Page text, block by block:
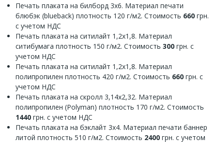
Печать плаката на билборд 3х6. Материал печати
блюбэк (blueback) плотность 120 г/м2. Стоимость 660 грн.
с учетом НДС
Печать плаката на ситилайт 1,2х1,8. Материал
ситибумага плотность 150 г/м2. Стоимость 300 грн. с
учетом НДС
Печать плаката на ситилайт 1,2х1,8. Материал
полипропилен плотность 420 г/м2. Стоимость 660 грн. с
учетом НДС
Печать плаката на скролл 3,14х2,32. Материал
полипропилен (Polyman) плотность 170 г/м2. Стоимость
1440 грн. с учетом НДС
Печать плаката на бэклайт 3х4. Материал печати баннер
литой плотность 510 г/м2. Стоимость 2400 грн. с учетом